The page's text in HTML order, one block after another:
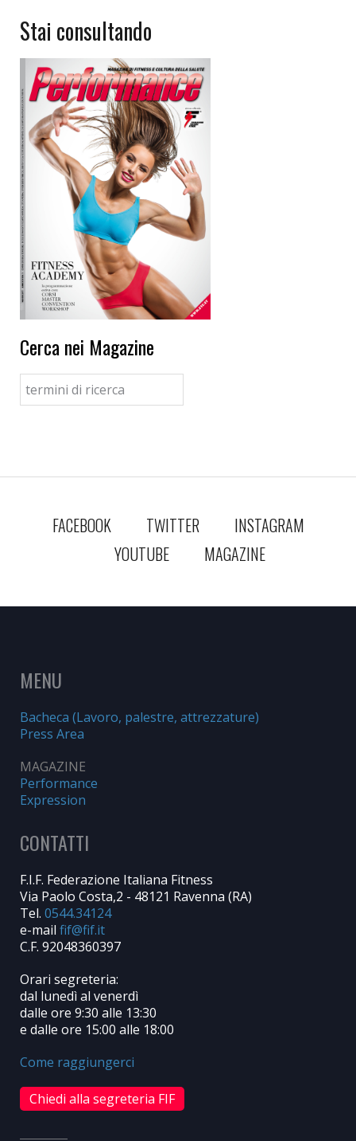
Stai consultando
Cerca nei Magazine
FACEBOOK TWITTER
INSTAGRAM
YOUTUBE
MAGAZINE
MENU
Bacheca (Lavoro, palestre, attrezzature)
Press Area
MAGAZINE
Performance
Expression
CONTATTI
F.I.F. Federazione Italiana Fitness
Via Paolo Costa,2 - 48121 Ravenna (RA)
Tel. 0544.34124
e-mail
C.F. 92048360397
Orari segreteria:
dal lunedì al venerdì
dalle ore 9:30 alle 13:30
e dalle ore 15:00 alle 18:00
Come raggiungerci
Chiedi alla segreteria FIF